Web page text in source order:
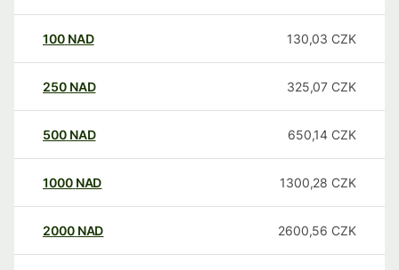
100 NAD 130,03 CZK
250 NAD 325,07 CZK
500 NAD 650,14 CZK
1000 NAD 1300,28 CZK
2000 NAD 2600,56 CZK